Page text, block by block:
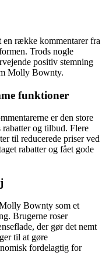
række kommentarer fra
Trods nogle
positiv stemning
Molly Bownty.
funktioner
er den store
og tilbud. Flere
til reducerede priser ved
rabatter og fået gode
Bownty som et
Brugerne roser
der gør det nemt
til at gøre
fordelagtig for